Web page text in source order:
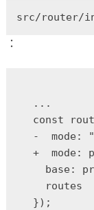
src/router/
：
...
const
-  mode:
+  mode:
base:
  routes
});